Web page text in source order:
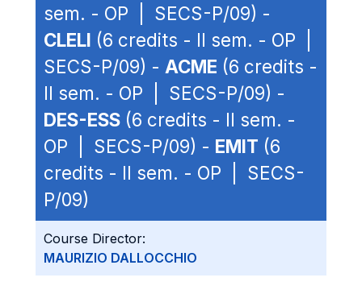
sem. - OP | SECS-P/09) -
CLELI (6 credits - II sem. - OP |
SECS-P/09) - ACME (6 credits -
II sem. - OP | SECS-P/09) -
DES-ESS (6 credits - II sem. -
OP | SECS-P/09) - EMIT (6
credits - II sem. - OP | SECS-
P/09)
Course Director:
MAURIZIO DALLOCCHIO